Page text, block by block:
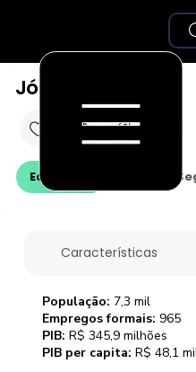
Características
População: 7,3 mil
Empregos formais: 965
PIB: R$ 345,9 milhões
PIB per capita: R$ 48,1
Economia Saúde e
Jóia - RS